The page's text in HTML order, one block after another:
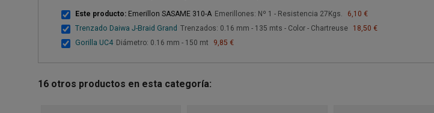
Este producto: Emerillon SASAME 310-A Emerillones: Nº 1 - Resistencia 27Kgs.
6,10 €
Trenzado Daiwa J-Braid Grand Trenzados: 0.16 mm - 135 mts - Color - Chartreuse
18,50 €
Gorilla UC4 Diámetro: 0.16 mm - 150 mt 9,85 €
16 otros productos en esta categoría: